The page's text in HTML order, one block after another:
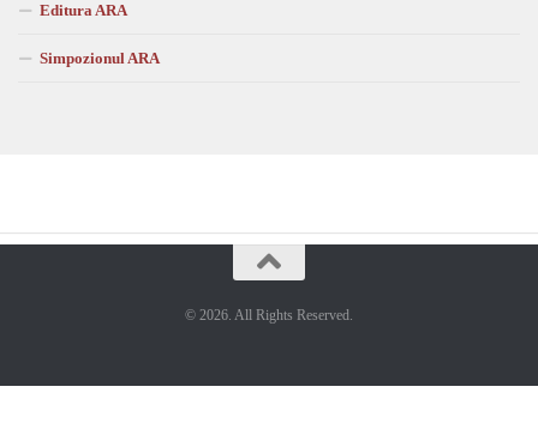
Editura ARA
Simpozionul ARA
© 2026. All Rights Reserved.